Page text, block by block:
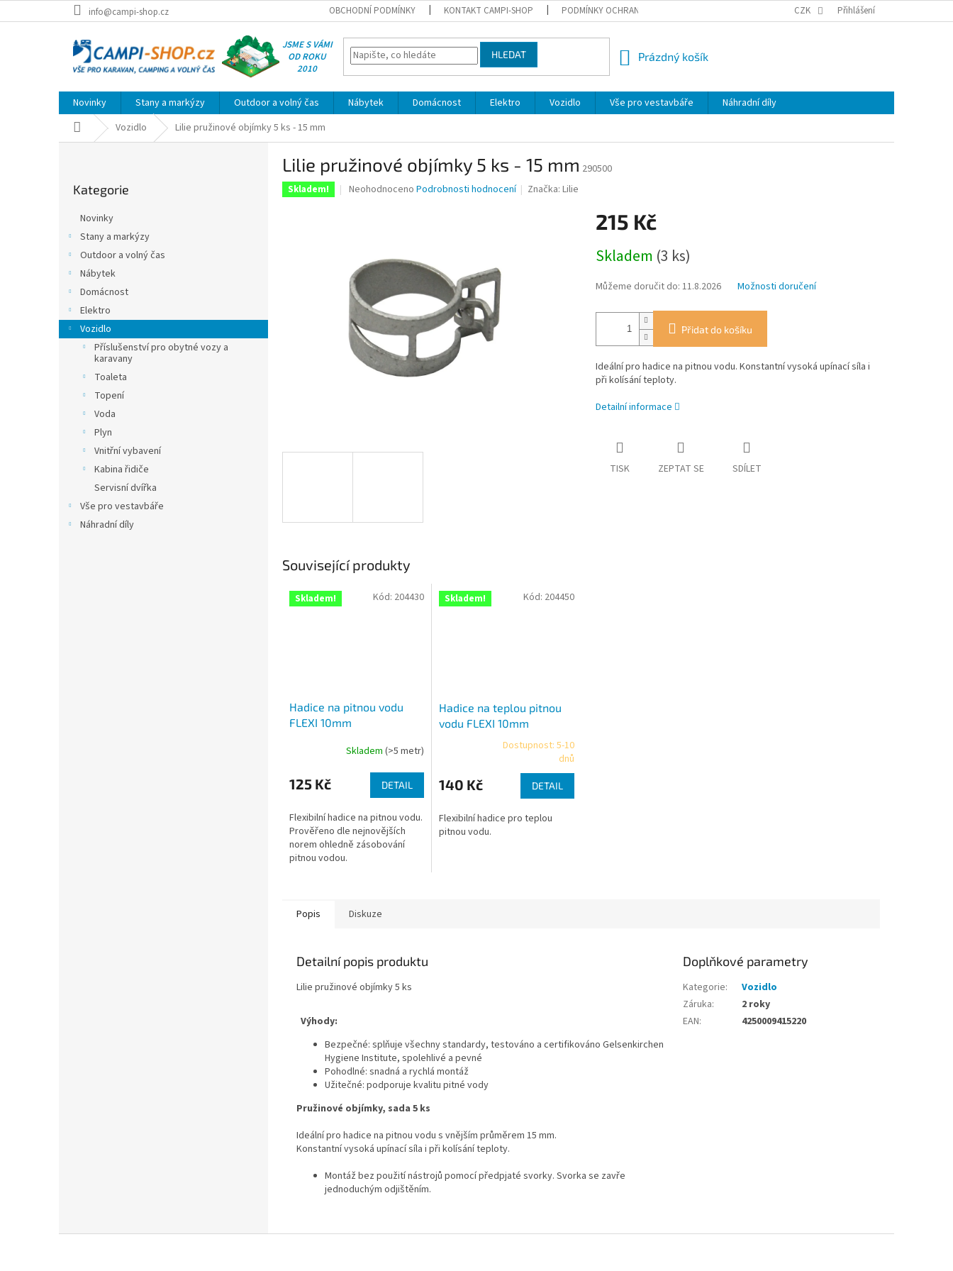
na
info@campi-shop.cz OBCHODNÍ PODMÍNKY KONTAKT CAMPI-SHOP PODMÍNKY OCHRANY OSOBNÍCH ÚDAJŮ REKLAMACE
CZK Přihlášení
JSME S VÁMI
OD ROKU
2010
HLEDAT
NÁKUPNÍ
Prázdný košík
Novinky Stany a markýzy Outdoor a volný čas Nábytek Domácnost Elektro Vozidlo Vše pro vestavbáře
Náhradní díly
Domů Vozidlo Lilie pružinové objímky 5 ks - 15 mm
n
e
kategorie
Kategorie
Novinky
Stany a markýzy
Outdoor a volný čas
Nábytek
Domácnost
Elektro
Vozidlo
Příslušenství pro obytné vozy a
karavany
Toaleta
Topení
Voda
Plyn
Vnitřní vybavení
Kabina řidiče
Servisní dvířka
Vše pro vestavbáře
Náhradní díly
Lilie pružinové objímky 5 ks - 15 mm 290500
Skladem!
Průměrné
hvězdiček.
Neohodnoceno Podrobnosti hodnocení Značka:Lilie
215 Kč
cena:
Skladem (3 ks)
Můžeme doručit do: 11.8.2026 Možnosti doručení
Přidat do košíku
Ideální pro hadice na pitnou vodu. Konstantní vysoká upínací síla i
při kolísání teploty.
Detailní informace
TISK ZEPTAT SE SDÍLET
Související produkty
Skladem!
Hadice na pitnou vodu
FLEXI 10mm
produktu
je
z
5
hvězdiček.
Skladem (>5 metr)
125 Kč DETAIL
Flexibilní hadice na pitnou vodu.
Prověřeno dle nejnovějších
norem ohledně zásobování
pitnou vodou.
Kód: 204430 Skladem!
Hadice na teplou pitnou
vodu FLEXI 10mm
produktu
je
z
5
Dostupnost: 5-10
dnů
140 Kč DETAIL
Flexibilní hadice pro teplou
pitnou vodu.
Kód: 204450
Popis Diskuze
Detailní popis produktu
Lilie pružinové objímky 5 ks
Výhody:
Bezpečné: splňuje všechny standardy, testováno a certifikováno Gelsenkirchen
Hygiene Institute, spolehlivé a pevné
Pohodlné: snadná a rychlá montáž
Užitečné: podporuje kvalitu pitné vody
Pružinové objímky, sada 5 ks
Ideální pro hadice na pitnou vodu s vnějším průměrem 15 mm.
Konstantní vysoká upínací síla i při kolísání teploty.
Montáž bez použití nástrojů pomocí předpjaté svorky. Svorka se zavře
jednoduchým odjištěním.
Doplňkové parametry
Kategorie:
Vozidlo
Záruka:
2 roky
EAN: 4250009415220